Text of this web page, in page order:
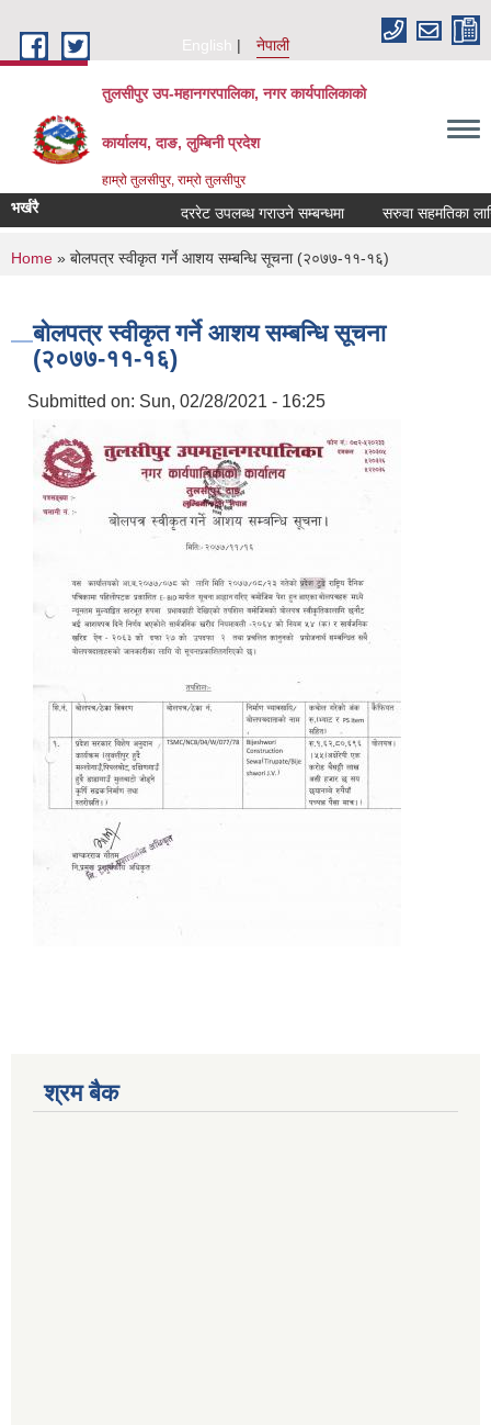
English
नेपाली
तुलसीपुर उप-महानगरपालिका, नगर कार्यपालिकाको
कार्यालय, दाङ, लुम्बिनी प्रदेश
हाम्रो तुलसीपुर, राम्रो तुलसीपुर
भर्खरै दररेट उपलब्ध गराउने सम्बन्धमा सरुवा सहमतिका लागि
You are here
Home » बोलपत्र स्वीकृत गर्ने आशय सम्बन्धि सूचना (२०७७-११-१६)
बोलपत्र स्वीकृत गर्ने आशय सम्बन्धि सूचना
(२०७७-११-१६)
Submitted on: Sun, 02/28/2021 - 16:25
श्रम बैक